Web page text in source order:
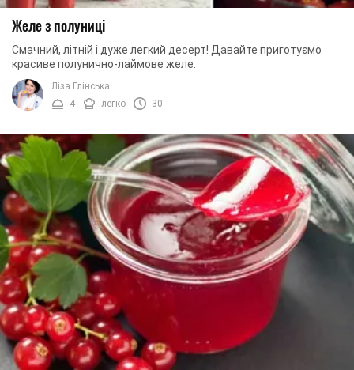
Желе з полуниці
Смачний, літній і дуже легкий десерт! Давайте приготуємо
красиве полунично-лаймове желе.
Ліза Глінська
4
легко 30